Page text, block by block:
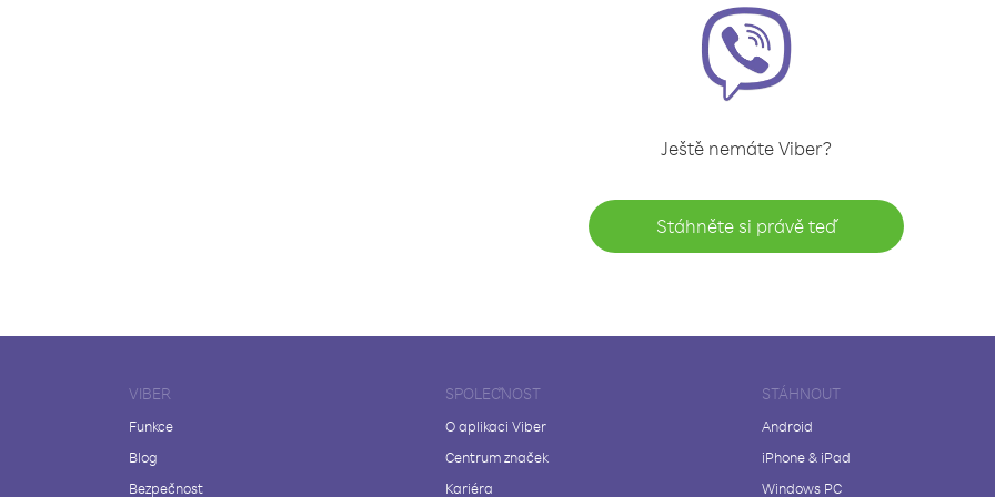
Ještě nemáte Viber?
Stáhněte si právě teď
VIBER
Funkce
Blog
Bezpečnost
SPOLEČNOST
O aplikaci Viber
Centrum značek
Kariéra
STÁHNOUT
Android
iPhone & iPad
Windows PC